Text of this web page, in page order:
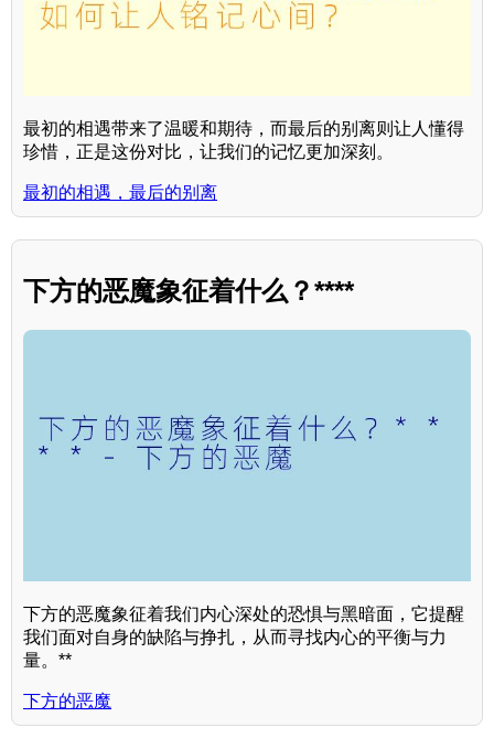
最初的相遇带来了温暖和期待，而最后的别离则让人懂得
珍惜，正是这份对比，让我们的记忆更加深刻。
最初的相遇，最后的别离
下方的恶魔象征着什么？****
下方的恶魔象征着我们内心深处的恐惧与黑暗面，它提醒
我们面对自身的缺陷与挣扎，从而寻找内心的平衡与力
量。**
下方的恶魔